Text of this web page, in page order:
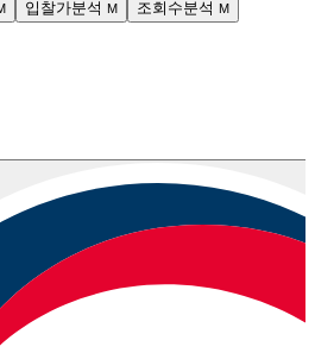
입찰가분석 M 조회수분석 M